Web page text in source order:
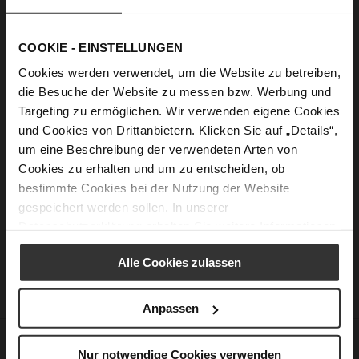
COOKIE - EINSTELLUNGEN
Cookies werden verwendet, um die Website zu betreiben,
die Besuche der Website zu messen bzw. Werbung und
Targeting zu ermöglichen. Wir verwenden eigene Cookies
und Cookies von Drittanbietern. Klicken Sie auf „Details“,
um eine Beschreibung der verwendeten Arten von
Cookies zu erhalten und um zu entscheiden, ob
bestimmte Cookies bei der Nutzung der Website
gespeichert werden sollen. In unserer
Alle Cookies zulassen
Anpassen
Nur notwendige Cookies verwenden
Show Password
Forgot Your Password?
New Customers
Creating an account has many benefits: check out faster, keep
more than one address, track orders and more.
CUSTOMER SERVICE